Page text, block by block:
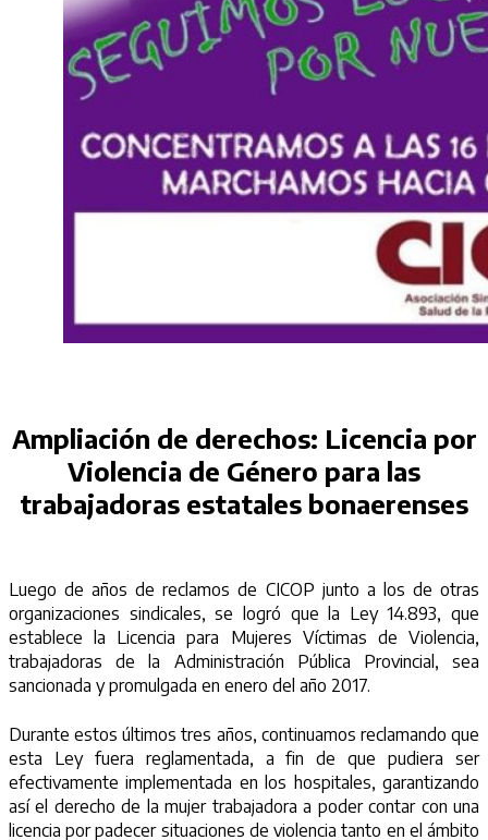
Ampliación de derechos: Licencia por
Violencia de Género para las
trabajadoras estatales bonaerenses
Luego de años de reclamos de CICOP junto a los de otras
organizaciones sindicales, se logró que la Ley 14.893, que
establece la Licencia para Mujeres Víctimas de Violencia,
trabajadoras de la Administración Pública Provincial, sea
sancionada y promulgada en enero del año 2017.
Durante estos últimos tres años, continuamos reclamando que
esta Ley fuera reglamentada, a fin de que pudiera ser
efectivamente implementada en los hospitales, garantizando
así el derecho de la mujer trabajadora a poder contar con una
licencia por padecer situaciones de violencia tanto en el ámbito